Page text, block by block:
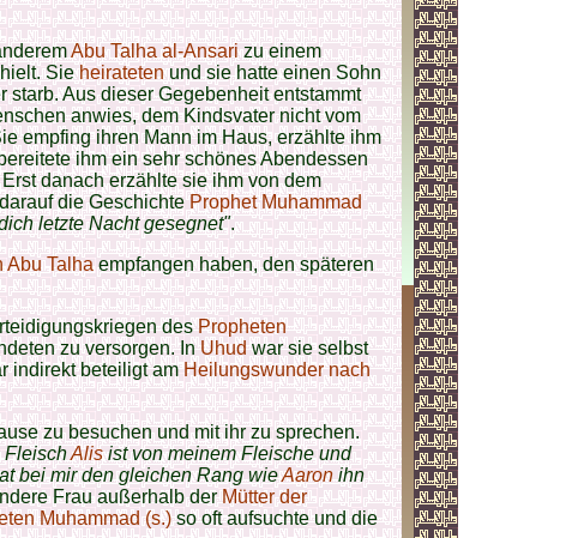
Abu Talha al-Ansarizu einem
Sieheiratetenund sie hatte einen Sohn
starb. Aus dieser Gegebenheit entstammt
anwies, dem Kindsvater nicht vom
empfing ihren Mann im Haus, erzählte ihm
ihm ein sehr schönes Abendessen
danach erzählte sie ihm von dem
die GeschichteProphet Muhammad
letzte Nacht gesegnet".
Abu Talhaempfangen haben, den späteren
desPropheten
zu versorgen. InUhudwar sie selbst
indirekt beteiligt amHeilungswunder nach
zu besuchen und mit ihr zu sprechen.
FleischAlisist von meinem Fleische und
bei mir den gleichen Rang wieAaronihn
Frau außerhalb derMütter der
Muhammad (s.)so oft aufsuchte und die